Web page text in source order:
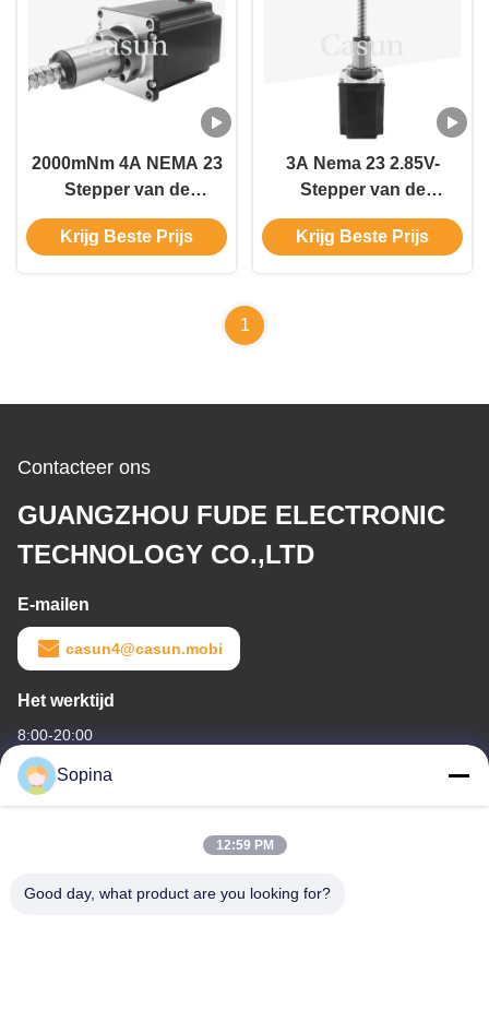
2000mNm 4A NEMA 23
Stepper van de
Balschroef Motor
Hybride Lineaire
Krijg Beste Prijs
3A Nema 23 2.85V-
Stepper van de
Balschroef Motor
Hybride Lineaire
Krijg Beste Prijs
1
Contacteer ons
GUANGZHOU FUDE ELECTRONIC
TECHNOLOGY CO.,LTD
E-mailen
casun4@casun.mobi
Het werktijd
8:00-20:00
Ons adres
No.61 Pingxi Industrial Zone, Huashan Town, Huadu District,
Sopina
12:59 PM
Good day, what product are you looking for?